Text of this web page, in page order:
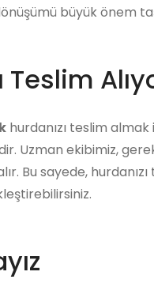
büyük önem
Teslim
hurdanızı teslim almak
Uzman ekibimiz,
Bu sayede,